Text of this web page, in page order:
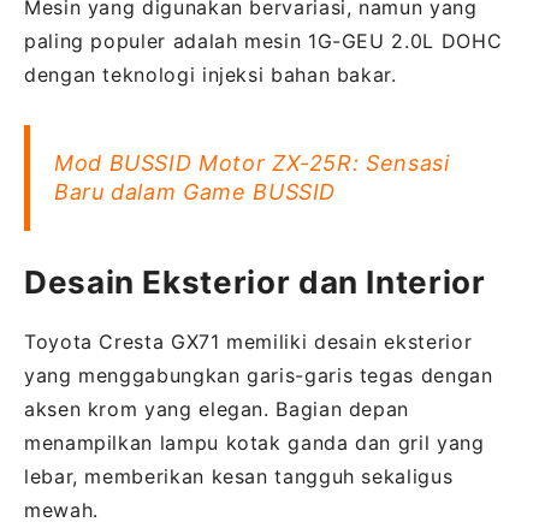
Mesin yang digunakan bervariasi, namun yang
paling populer adalah mesin 1G-GEU 2.0L DOHC
dengan teknologi injeksi bahan bakar.
Mod BUSSID Motor ZX-25R: Sensasi
Baru dalam Game BUSSID
Desain Eksterior dan Interior
Toyota Cresta GX71 memiliki desain eksterior
yang menggabungkan garis-garis tegas dengan
aksen krom yang elegan. Bagian depan
menampilkan lampu kotak ganda dan gril yang
lebar, memberikan kesan tangguh sekaligus
mewah.